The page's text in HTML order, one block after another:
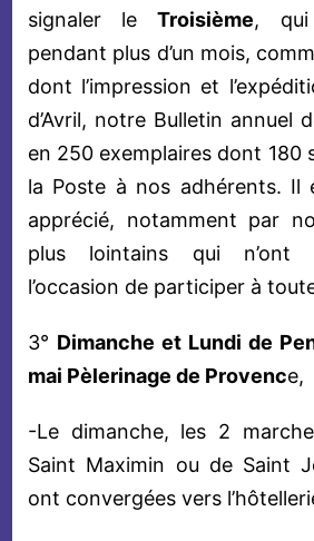
signaler leTroisième, qui
pendant plus d’un mois,
dont l’impression et
d’Avril, notre Bulletin annuel
en 250 exemplaires dont 180
la Poste à nos adhérents. Il
apprécié, notamment par
plus lointains qui n’ont
l’occasion de participer à
3° Dimanche et Lundi de
mai Pèlerinage de Provence,
-Le dimanche, les 2
Saint Maximin ou de Saint
ont convergées vers